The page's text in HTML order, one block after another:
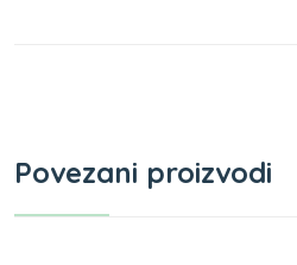
Povezani proizvodi